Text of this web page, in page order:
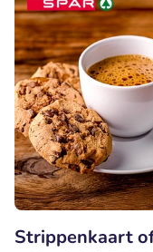
Strippenkaart